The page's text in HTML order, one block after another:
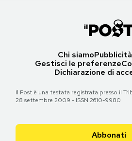
Chi siamoPubblicità
Gestisci le preferenze
Dichiarazione di
Il Post è una testata registrata presso il
28 settembre 2009 - ISSN 2610-9980
Abbonati